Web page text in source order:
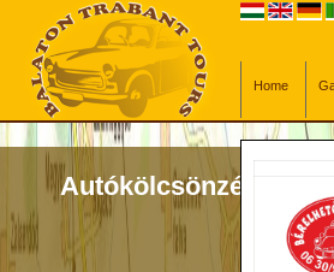
Home
Autókölcsönzés